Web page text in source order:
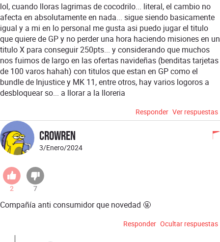
lol, cuando lloras lagrimas de cocodrilo... literal, el cambio no
afecta en absolutamente en nada... sigue siendo basicamente
igual y a mi en lo personal me gusta asi puedo jugar el titulo
que quiere de GP y no perder una hora haciendo misiones en un
titulo X para conseguir 250pts... y considerando que muchos
nos fuimos de largo en las ofertas navideñas (benditas tarjetas
de 100 varos hahah) con titulos que estan en GP como el
bundle de Injustice y MK 11, entre otros, hay varios logoros a
desbloquear so... a llorar a la lloreria
Responder Ver respuestas
Crowren
3/Enero/2024
2 7
Compañía anti consumidor que novedad 🤬
Responder Ocultar respuestas